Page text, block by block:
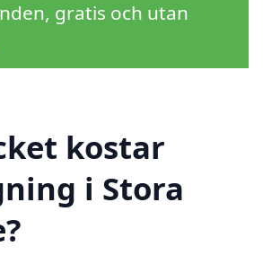
gratis och utan
kostar
i Stora